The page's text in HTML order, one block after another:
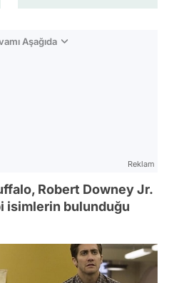
Aşağıda
Reklam
Robert Downey Jr.
isimlerin bulunduğu